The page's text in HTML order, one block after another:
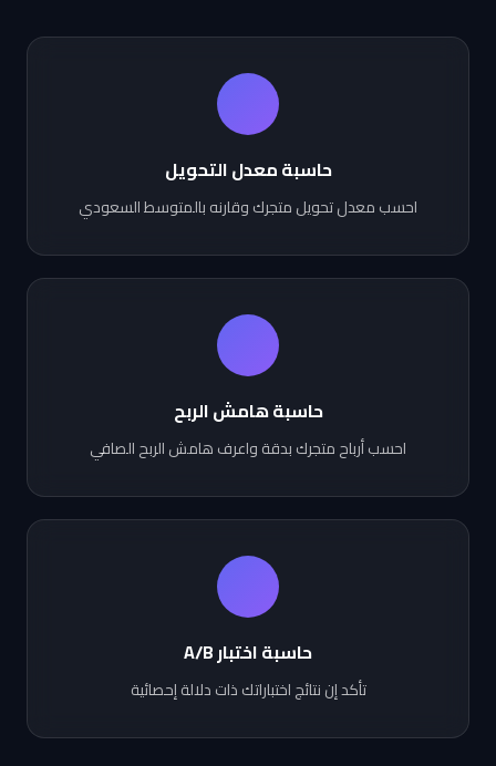
حاسبة معدل التحويل
احسب معدل تحويل متجرك وقارنه بالمتوسط السعودي
حاسبة هامش الربح
احسب أرباح متجرك بدقة واعرف هامش الربح الصافي
حاسبة اختبار A/B
تأكد إن نتائج اختباراتك ذات دلالة إحصائية